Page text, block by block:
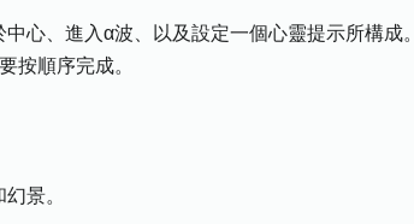
、進入α波、以及設定一個心靈提示所構成。
按順序完成。
景。